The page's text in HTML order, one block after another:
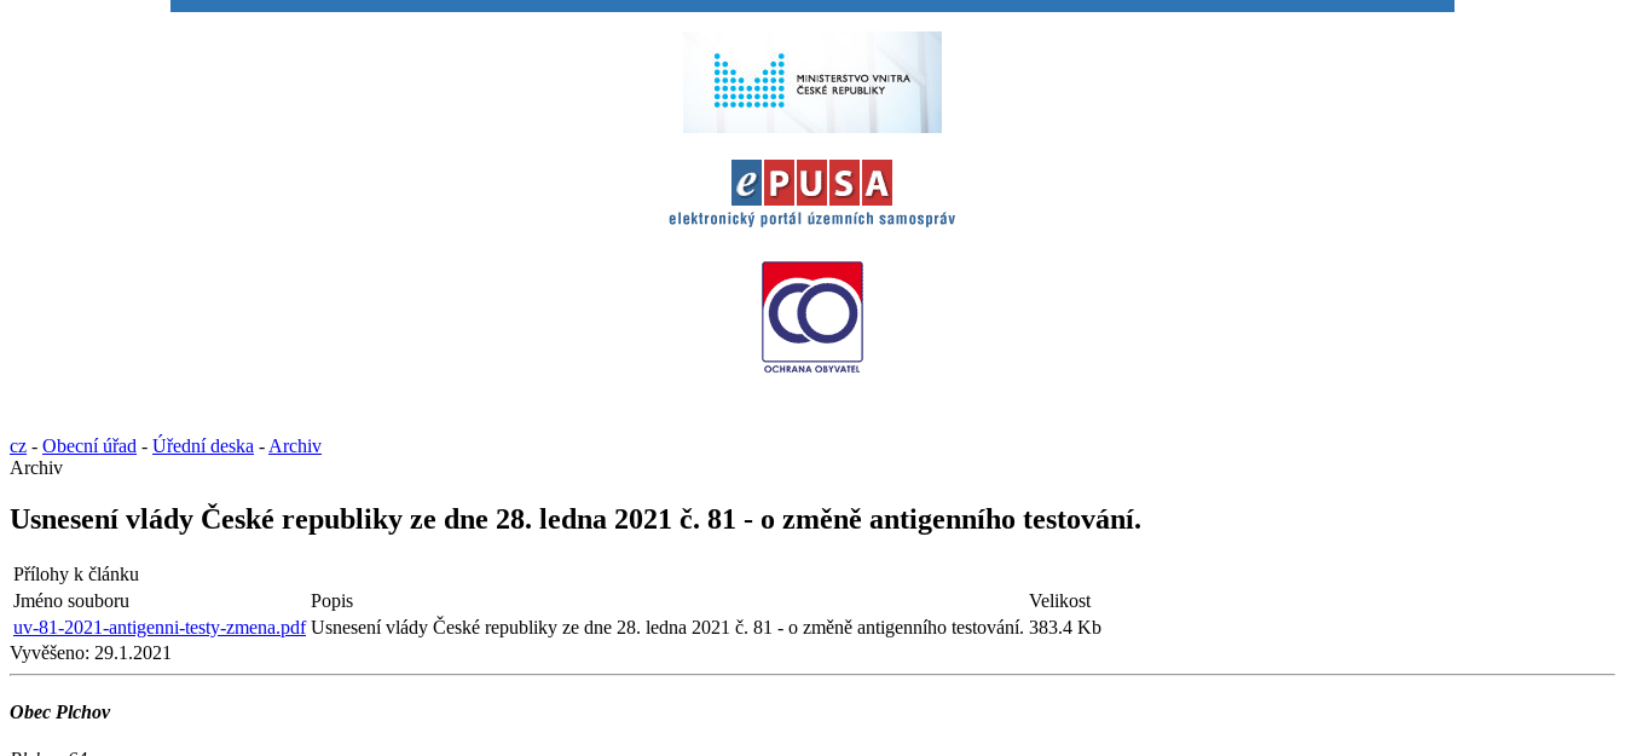
cz - Obecní úřad - Úřední deska - Archiv
Archiv
Usnesení vlády České republiky ze dne 28. ledna 2021 č. 81 - o změně antigenního testování.
Přílohy k článku
Jméno souboru
Popis
Velikost
uv-81-2021-antigenni-testy-zmena.pdf Usnesení vlády České republiky ze dne 28. ledna 2021 č. 81 - o změně antigenního testování. 383.4 Kb
Vyvěšeno: 29.1.2021
Obec Plchov